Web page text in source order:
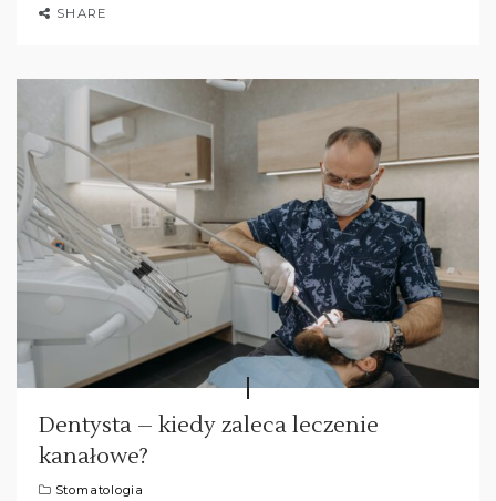
SHARE
Dentysta – kiedy zaleca leczenie
kanałowe?
Stomatologia